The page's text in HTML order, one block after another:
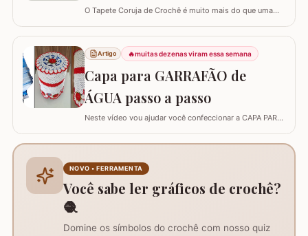
O Tapete Coruja de Crochê é muito mais do que uma
sabedoria com a delicadeza do feito à mão. Embora a
coruja real consiga girar o pescoço em 270°, a nossa
versão em crochê é ainda mais versátil: podemos criá-
la em todas as cores e estilos,…
Artigo 🔥muitas dezenas viram essa semana
Capa para GARRAFÃO de
ÁGUA passo a passo
Neste vídeo vou ajudar você confeccionar a CAPA PARA
sucesso agora com passo a passo super detalhado.
diminuir a quantidade de flores para fazer a capa para
um garrafão menor, aliás, se o seu ponto for…
NOVO • FERRAMENTA
Você sabe ler gráficos de crochê?
🧶
Domine os símbolos do crochê com nosso quiz